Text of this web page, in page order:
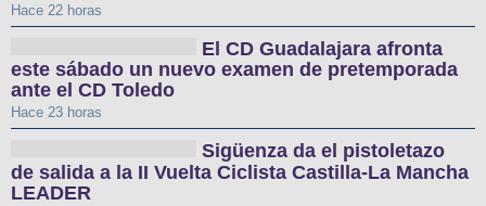
Hace 22 horas
El CD Guadalajara afronta
este sábado un nuevo examen de pretemporada
ante el CD Toledo
Hace 23 horas
Sigüenza da el pistoletazo
de salida a la II Vuelta Ciclista Castilla-La Mancha
LEADER